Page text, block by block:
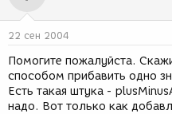
м
д
н
и
я
22 сен 2004
Помогите пожалуйста.
способом прибавить одно
Есть такая штука -
надо. Вот только как